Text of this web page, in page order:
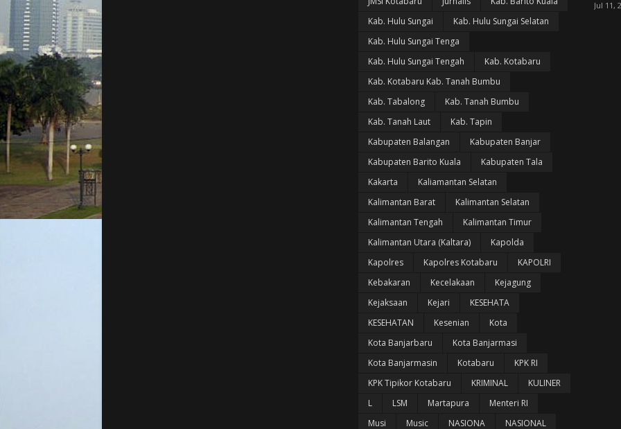
Kab. Hulu Sungai
Kab. Hulu Sungai Selatan
Kab. Hulu Sungai Tenga
Kab. Hulu Sungai Tengah
Kab. Kotabaru
Kab. Kotabaru Kab. Tanah Bumbu
Kab. Tabalong
Kab. Tanah Bumbu
Kab. Tanah Laut
Kab. Tapin
Kabupaten Balangan
Kabupaten Banjar
Kabupaten Barito Kuala
Kabupaten Tala
Kakarta
Kaliamantan Selatan
Kalimantan Barat
Kalimantan Selatan
Kalimantan Tengah
Kalimantan Timur
Kalimantan Utara (Kaltara)
Kapolda
Kapolres
Kapolres Kotabaru
KAPOLRI
Kebakaran
Kecelakaan
Kejagung
Kejaksaan
Kejari
KESEHATA
KESEHATAN
Kesenian
Kota
Kota Banjarbaru
Kota Banjarmasi
Kota Banjarmasin
Kotabaru
KPK RI
KPK Tipikor Kotabaru
KRIMINAL
KULINER
L
LSM Martapura
Menteri RI
Musi
Music NASIONA
NASIONAL
Jul 11,